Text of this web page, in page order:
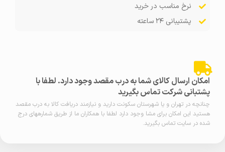
نرخ مناسب در خرید
پشتیبانی ۲۴ ساعته
امکان ارسال کالای شما به درب مقصد وجود دارد. لطفا با
پشتبانی شرکت تماس بگیرید
چنانچه در تهران و یا شهرستان سکونت دارید و نیازمند دریافت کالا به درب مقصد
هستید این امکان برای مشا وجود دارد لطفا با همکاران ما از طریق شمارههای درج
شده در سایت تماس بگیرید.